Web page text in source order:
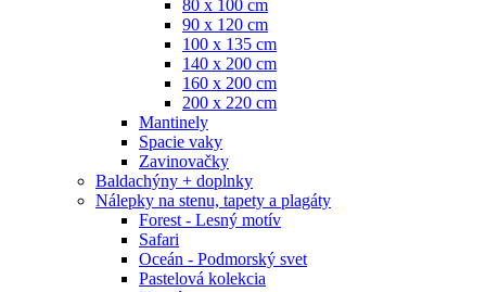
80 x 100 cm
90 x 120 cm
100 x 135 cm
140 x 200 cm
160 x 200 cm
200 x 220 cm
Mantinely
Spacie vaky
Zavinovačky
Baldachýny + doplnky
Nálepky na stenu, tapety a plagáty
Forest - Lesný motív
Safari
Oceán - Podmorský svet
Pastelová kolekcia